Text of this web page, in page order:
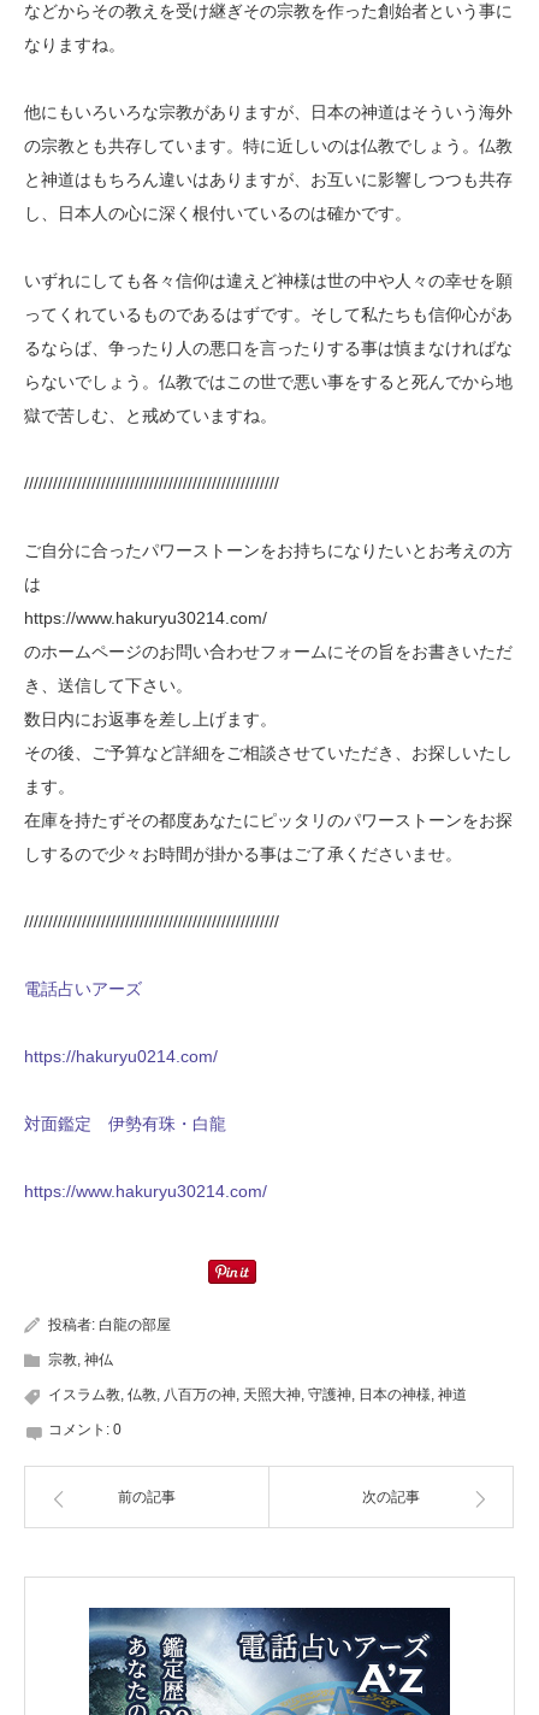
などからその教えを受け継ぎその宗教を作った創始者という事に
なりますね。
他にもいろいろな宗教がありますが、日本の神道はそういう海外
の宗教とも共存しています。特に近しいのは仏教でしょう。仏教
と神道はもちろん違いはありますが、お互いに影響しつつも共存
し、日本人の心に深く根付いているのは確かです。
いずれにしても各々信仰は違えど神様は世の中や人々の幸せを願
ってくれているものであるはずです。そして私たちも信仰心があ
るならば、争ったり人の悪口を言ったりする事は慎まなければな
らないでしょう。仏教ではこの世で悪い事をすると死んでから地
獄で苦しむ、と戒めていますね。
/////////////////////////////////////////////////////
ご自分に合ったパワーストーンをお持ちになりたいとお考えの方
は
https://www.hakuryu30214.com/
のホームページのお問い合わせフォームにその旨をお書きいただ
き、送信して下さい。
数日内にお返事を差し上げます。
その後、ご予算など詳細をご相談させていただき、お探しいたし
ます。
在庫を持たずその都度あなたにピッタリのパワーストーンをお探
しするので少々お時間が掛かる事はご了承くださいませ。
/////////////////////////////////////////////////////
電話占いアーズ
https://hakuryu0214.com/
対面鑑定 伊勢有珠・白龍
https://www.hakuryu30214.com/
投稿者: 白龍の部屋
宗教, 神仏
イスラム教, 仏教, 八百万の神, 天照大神, 守護神, 日本の神様, 神道
コメント: 0
前の記事 次の記事